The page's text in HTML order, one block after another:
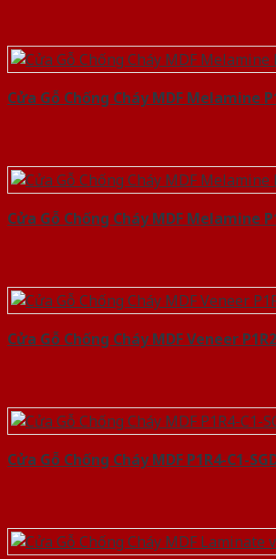
Cửa Gỗ Chống Cháy MDF Melamine
Cửa Gỗ Chống Cháy MDF Melamine
Cửa Gỗ Chống Cháy MDF Veneer
Cửa Gỗ Chống Cháy MDF P1R4-C1-